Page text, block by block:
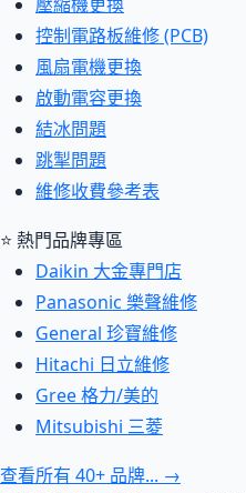
控制電路板維修 (PCB)
風扇電機更換
啟動電容更換
結冰問題
跳掣問題
維修收費參考表
⭐ 熱門品牌專區
Daikin 大金專門店
Panasonic 樂聲維修
General 珍寶維修
Hitachi 日立維修
Gree 格力/美的
Mitsubishi 三菱
查看所有 40+ 品牌... →